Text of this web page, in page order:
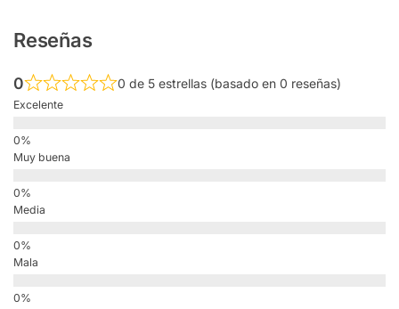
Reseñas
0 0 de 5 estrellas (basado en 0 reseñas)
Excelente
Muy buena
Media
Mala